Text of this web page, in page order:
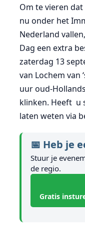
Om te vieren
nu onder het
Nederland
Dag een extra
zaterdag 13
van Lochem van
uur oud-
klinken. Heeft u
laten weten via
📅 Heb je
Stuur je
de regio.
Gratis